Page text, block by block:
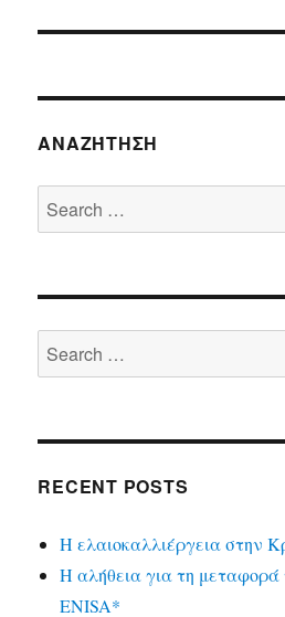
ΑΝΑΖΉΤΗΣΗ
Search
for:
Search
for:
RECENT POSTS
Η ελαιοκαλλιέργεια στην
Η αλήθεια για τη μεταφορά
ENISA*